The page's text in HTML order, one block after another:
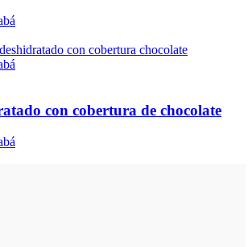
con cobertura de chocolate